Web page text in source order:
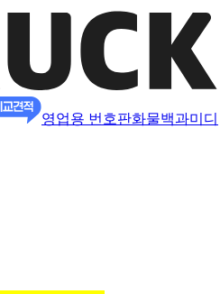
영업용 번호판화물백과미디